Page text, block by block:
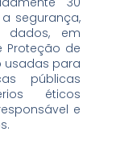
segurança,
em
Proteção de
usadas para
públicas
éticos
e